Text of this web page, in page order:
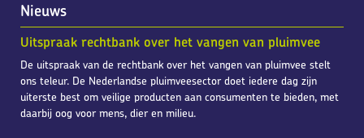
Nieuws
Uitspraak rechtbank over het vangen van pluimvee
De uitspraak van de rechtbank over het vangen van pluimvee stelt
ons teleur. De Nederlandse pluimveesector doet iedere dag zijn
uiterste best om veilige producten aan consumenten te bieden, met
daarbij oog voor mens, dier en milieu.